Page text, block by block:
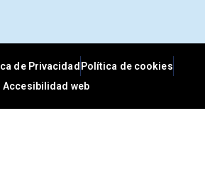
de Privacidad Política de cookies
Accesibilidad web